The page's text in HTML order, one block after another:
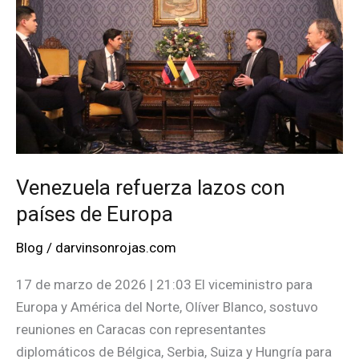
Venezuela refuerza lazos con
países de Europa
Blog / darvinsonrojas.com
17 de marzo de 2026 | 21:03 El viceministro para
Europa y América del Norte, Olíver Blanco, sostuvo
reuniones en Caracas con representantes
diplomáticos de Bélgica, Serbia, Suiza y Hungría para